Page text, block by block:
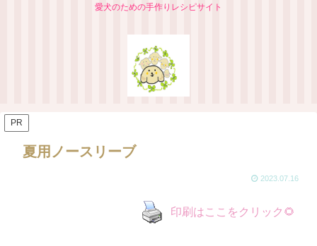
愛犬のための手作りレシピサイト
PR
夏用ノースリーブ
2023.07.16
印刷はここをクリック🌻